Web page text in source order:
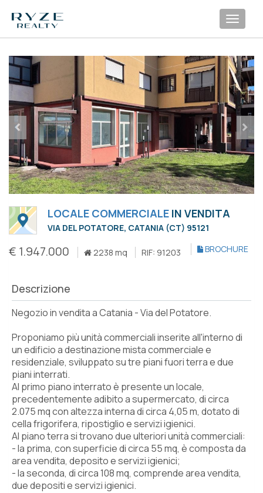
LOCALE COMMERCIALE IN VENDITA
VIA DEL POTATORE, CATANIA (CT) 95121
€ 1.947.000 2238 mq RIF: 91203 BROCHURE
Descrizione
Negozio in vendita a Catania - Via del Potatore.
Proponiamo più unità commerciali inserite all'interno di
un edificio a destinazione mista commerciale e
residenziale, sviluppato su tre piani fuori terra e due
piani interrati.
Al primo piano interrato è presente un locale,
precedentemente adibito a supermercato, di circa
2.075 mq con altezza interna di circa 4,05 m, dotato di
cella frigorifera, ripostiglio e servizi igienici.
Al piano terra si trovano due ulteriori unità commerciali:
- la prima, con superficie di circa 55 mq, è composta da
area vendita, deposito e servizi igienici;
- la seconda, di circa 108 mq, comprende area vendita,
due depositi e servizi igienici.